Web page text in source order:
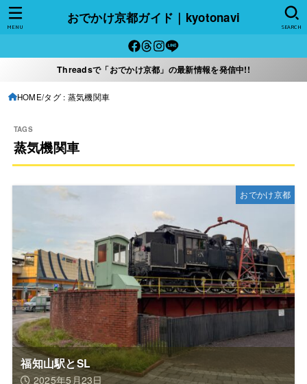
おでかけ京都ガイド｜kyotonavi
SEARCH
MENU
Threadsで「おでかけ京都」の最新情報を発信中!!
HOME タグ : 蒸気機関車
蒸気機関車
おでかけ京都
福知山駅とSL
2025年5月23日